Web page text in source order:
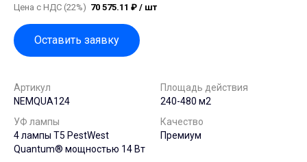
Цена с НДС (22%) 70 575.11 ₽ / шт
Оставить заявку
Артикул
NEMQUA124
Площадь действия
240-480 м2
УФ лампы
4 лампы T5 PestWest
Quantum® мощностью 14 Вт
Качество
Премиум